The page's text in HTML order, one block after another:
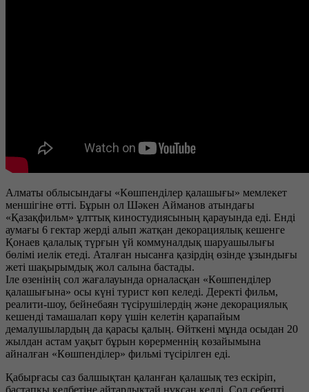
Алматы облысындағы «Көшпенділер қалашығы» мемлекет
меншігіне өтті. Бұрын ол Шәкен Айманов атындағы
«Қазақфильм» ұлттық киностудиясының қарауында еді. Енді
аумағы 6 гектар жерді алып жатқан декорациялық кешенге
Қонаев қалалық түрғын үй коммуналдық шаруашылығы
бөлімі иелік етеді. Аталған нысанға қазірдің өзінде ұзындығы
жеті шақырымдық жол салына бастады.
Іле өзенінің сол жағалауында орналасқан «Көшпенділер
қалашығына» осы күні турист көп келеді. Деректі фильм,
реалити-шоу, бейнебаян түсірушілердің және декорациялық
кешенді тамашалап көру үшін келетін қарапайым
демалушылардың да қарасы қалың. Өйткені мұнда осыдан 20
жылдан астам уақыт бұрын көрерменнің көзайымына
айналған «Көшпенділер» фильмі түсірілген еді.
Қабырғасы саз балшықтан қаланған қалашық тез ескіріп,
бастапқы келбетіне айтарлықтай нұқсан келді. Сол себепті